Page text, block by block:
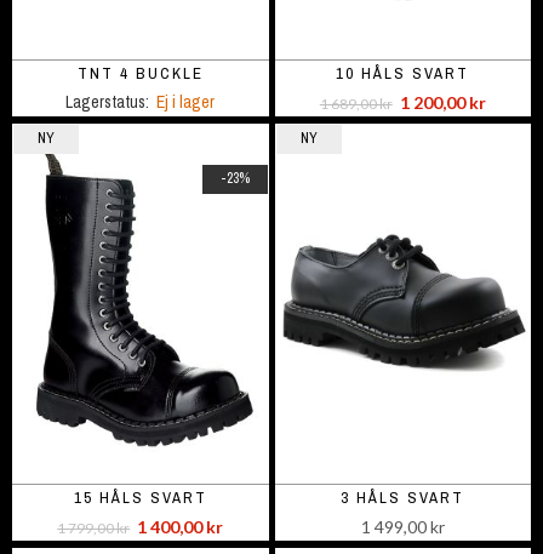
TNT 4 BUCKLE
Lagerstatus: Ej i lager
10 HÅLS SVART
1 200,00 kr
1 689,00 kr
NY
-23%
15 HÅLS SVART
1 400,00 kr
1 799,00 kr
NY
3 HÅLS SVART
1 499,00 kr